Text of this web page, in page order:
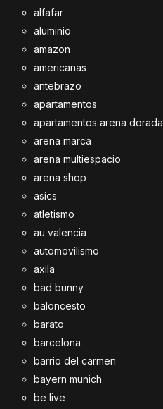
alfafar
aluminio
amazon
americanas
antebrazo
apartamentos
apartamentos arena dorada
arena marca
arena multiespacio
arena shop
asics
atletismo
au valencia
automovilismo
axila
bad bunny
baloncesto
barato
barcelona
barrio del carmen
bayern munich
be live